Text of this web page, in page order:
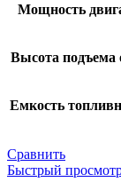
Мощность
Высота подъема
Емкость
Сравнить
Быстрый